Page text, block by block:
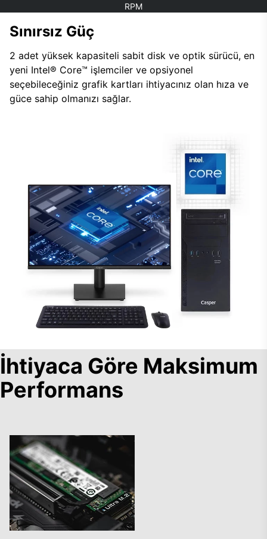
RPM
Sınırsız Güç
2 adet yüksek kapasiteli sabit disk ve optik sürücü, en
yeni Intel® Core™ işlemciler ve opsiyonel
seçebileceğiniz grafik kartları ihtiyacınız olan hıza ve
güce sahip olmanızı sağlar.
İhtiyaca Göre Maksimum
Performans